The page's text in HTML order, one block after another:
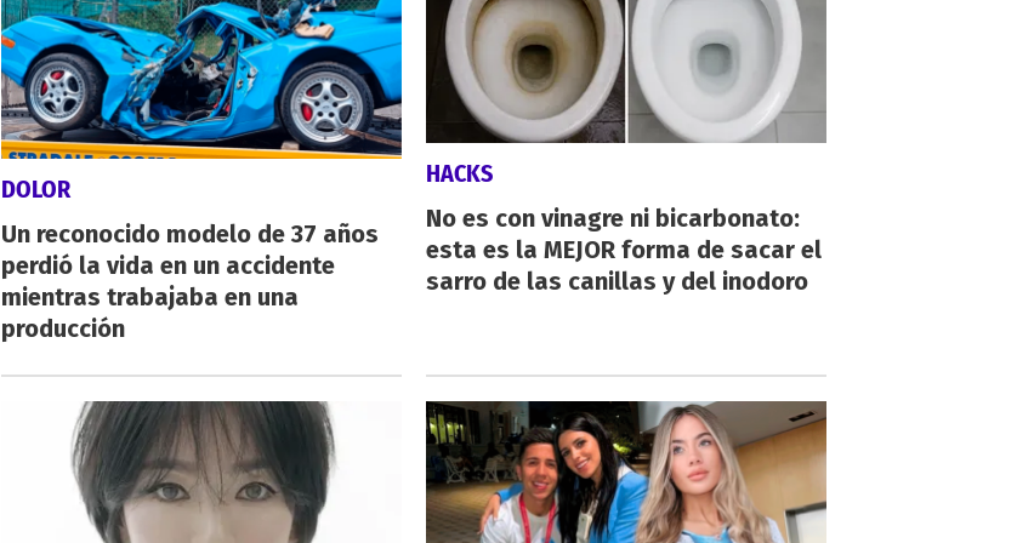
DOLOR
Un reconocido modelo de 37 años
perdió la vida en un accidente
mientras trabajaba en una
producción
HACKS
No es con vinagre ni bicarbonato:
esta es la MEJOR forma de sacar el
sarro de las canillas y del inodoro